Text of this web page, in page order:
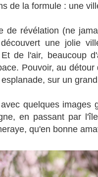
de la formule : une
de révélation (ne
une jolie
Et de l'air, beaucoup
Pouvoir, au
sur un
quelques images
en passant par
qu'en bonne